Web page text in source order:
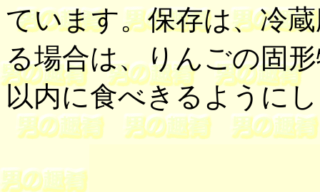
ています。保存は、冷
る場合は、りんごの固
以内に食べきるように